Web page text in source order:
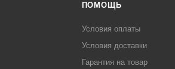
ПОМОЩЬ
Условия оплаты
Условия доставки
Гарантия на товар